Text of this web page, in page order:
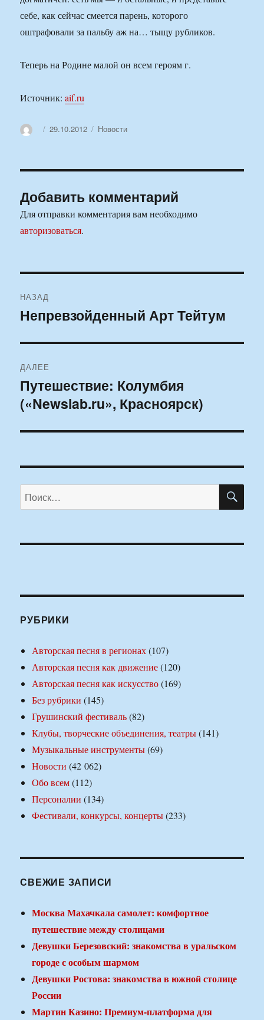
себе, как сейчас смеется парень, которого
оштрафовали за пальбу аж на… тыщу рубликов.
Теперь на Родине малой он всем героям г.
Источник:aif.ru
АвторОпубликовано
29.10.2012 Рубрики
Новости
Добавить комментарий
Для отправки комментария вам необходимо
авторизоваться.
по
НАЗАД
Предыдущая
Непревзойденный Арт Тейтум
ДАЛЕЕ
Следующая
запись:
Путешествие: Колумбия
(«Newslab.ru», Красноярск)
Искать:
РУБРИКИ
Авторская песня в регионах(107)
Авторская песня как движение(120)
Авторская песня как искусство(169)
Без рубрики (145)
Грушинский фестиваль(82)
Клубы, творческие объединения, театры(141)
Музыкальные инструменты(69)
Новости (42 062)
Обо всем(112)
Персоналии (134)
Фестивали, конкурсы, концерты(233)
СВЕЖИЕ ЗАПИСИ
Москва Махачкала самолет: комфортное
путешествие между столицами
Девушки Березовский: знакомства в уральском
городе с особым шармом
Девушки Ростова: знакомства в южной столице
России
Мартин Казино: Премиум-платформа для